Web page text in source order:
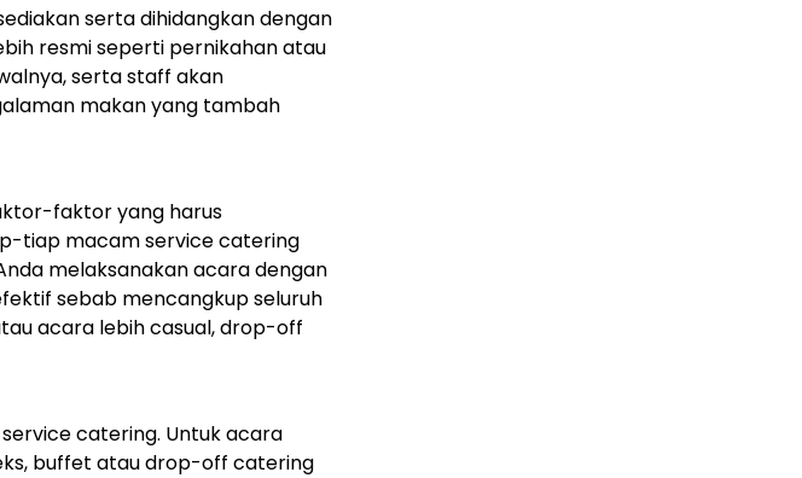
serta dihidangkan dengan
resmi seperti pernikahan atau
serta staff akan
makan yang tambah
faktor yang harus
tiap macam service catering
melaksanakan acara dengan
sebab mencangkup seluruh
acara lebih casual, drop-off
catering. Untuk acara
buffet atau drop-off catering